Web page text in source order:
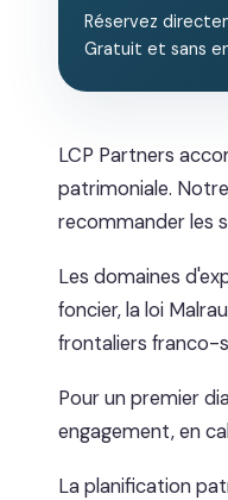
Réservez
Gratuit et sans
LCP Partners
patrimoniale.
recommander les
Les domaines
foncier, la loi
frontaliers franco-
Pour un premier
engagement, en
La planification